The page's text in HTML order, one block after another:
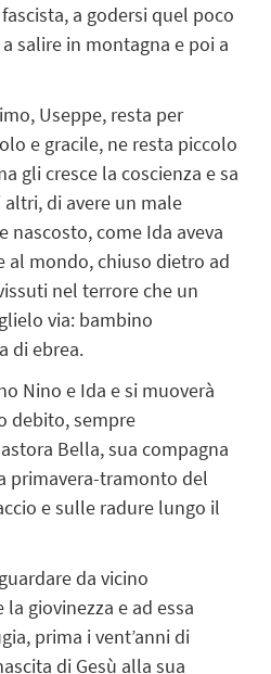
a godersi quel poco
salire in montagna e poi a
Useppe, resta per
e gracile, ne resta piccolo
gli cresce la coscienza e sa
di avere un male
nascosto, come Ida aveva
al mondo, chiuso dietro ad
nel terrore che un
via: bambino
di ebrea.
Nino e Ida e si muoverà
debito, sempre
Bella, sua compagna
primavera-tramonto del
e sulle radure lungo il
da vicino
giovinezza e ad essa
prima i vent’anni di
di Gesù alla sua